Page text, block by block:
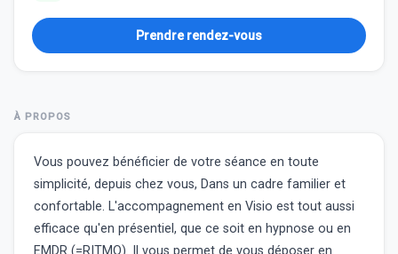
À PROPOS
Vous pouvez bénéficier de votre séance en toute
simplicité, depuis chez vous, Dans un cadre familier et
confortable. L'accompagnement en Visio est tout aussi
efficace qu'en présentiel, que ce soit en hypnose ou en
EMDR (=RITMO). Il vous permet de vous déposer en
Prendre rendez-vous